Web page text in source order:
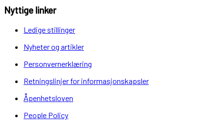
Nyttige linker
Ledige stillinger
Nyheter og artikler
Personvernerklæring
Retningslinjer for informasjonskapsler
Åpenhetsloven
People Policy